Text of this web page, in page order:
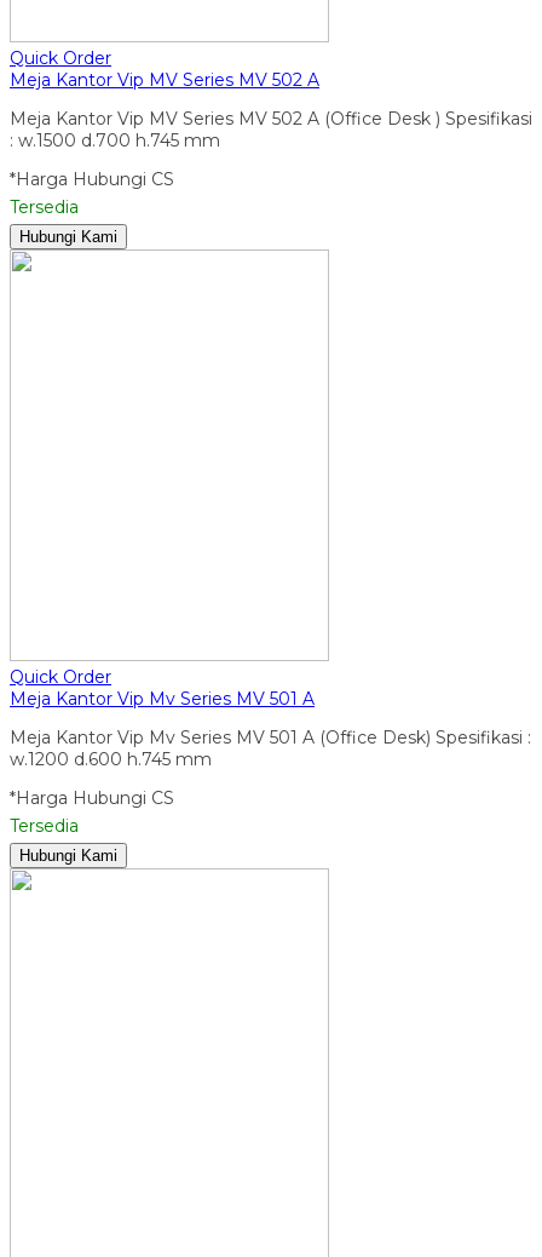
Quick Order
Meja Kantor Vip MV Series MV 502 A
Meja Kantor Vip MV Series MV 502 A (Office Desk ) Spesifikasi
: w.1500 d.700 h.745 mm
*Harga Hubungi CS
Tersedia
Hubungi Kami
Quick Order
Meja Kantor Vip Mv Series MV 501 A
Meja Kantor Vip Mv Series MV 501 A (Office Desk) Spesifikasi :
w.1200 d.600 h.745 mm
*Harga Hubungi CS
Tersedia
Hubungi Kami